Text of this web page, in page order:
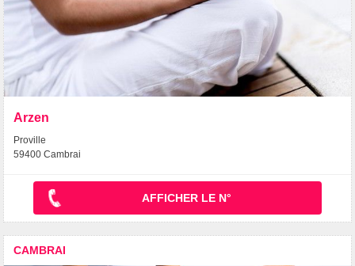
Arzen
Proville
59400 Cambrai
AFFICHER LE N°
CAMBRAI